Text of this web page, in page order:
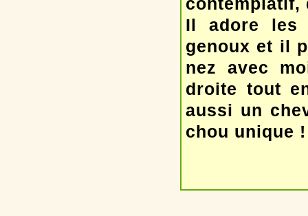
Il adore les
genoux et il
nez avec
droite tout
aussi un
chou unique